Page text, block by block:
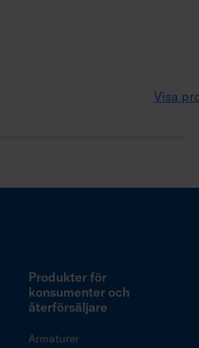
Visa
Produkter för
konsumenter och
återförsäljare
Armaturer